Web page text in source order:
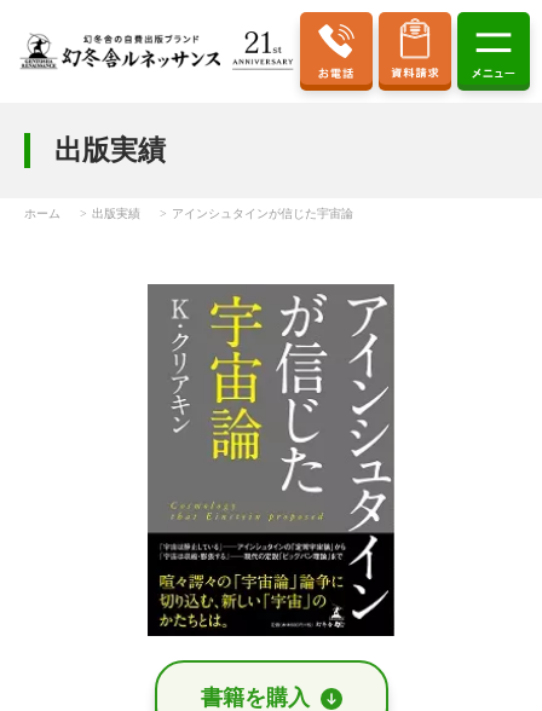
出版実績
ホーム 出版実績 アインシュタインが信じた宇宙論
書籍を購⼊